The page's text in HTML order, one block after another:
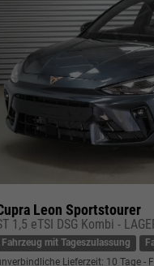
Leon Sportstourer
1,5 eTSI DSG Kombi -
Fahrzeug mit Tageszulassung
Lieferzeit: 10 Tage